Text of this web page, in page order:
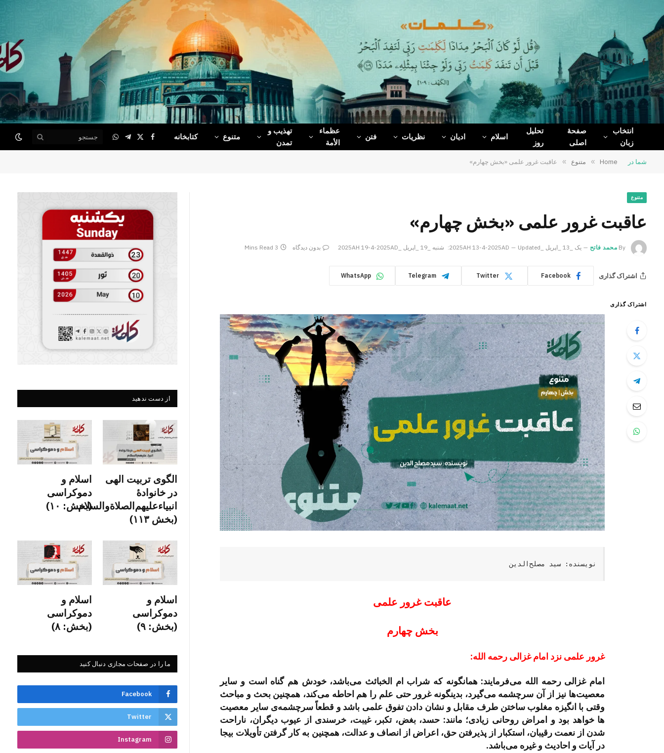
Facebook
X
(Twitter)
Telegram
WhatsApp
انتخاب
زبان
صفحۀ
اصلی
تحلیل
روز
اسلام ادیان نظریات فتن
عظماء‌
الأمة
تهذیب و
تمدن
متنوع کتابخانه Facebook
X
(Twitter)
Telegram
WhatsApp
شما در Home
» متنوع » عاقبت غرور علمی «بخش چهارم»
متنوع
عاقبت غرور علمی «بخش چهارم»
By محمد فاتح یک _13 _اپریل _2025AH 13-4-2025AD Updated: شنبه _19 _اپریل _2025AH 19-4-2025AD بدون دیدگاه 3 Mins Read
اشتراک گذاری Facebook
Twitter
Telegram
WhatsApp
اشتراک گذاری
نویسنده: سید مصلح‌الدین
عاقبت غرور علمی
بخش چهارم
غرور علمی نزد امام غزالی رحمه الله:
امام غزالی رحمه الله می­‌فرمایند: همان­گونه که شراب ام الخبائث می‌­باشد، خودش هم گناه است و سایر
معصیت­‌ها نیز از آن سرچشمه می­‌گیرد، بدینگونه غرور حتی علم را هم احاطه می­‌کند، همچنین بحث و مباحث
وقتی با انگیزه مغلوب ساختن طرف مقابل و نشان دادن تفوق علمی باشد و قطعاً سرچشمه‌­ی سایر معصیت­‌
ها خواهد بود و امراض روحانی زیادی؛ مانند: حسد، بغض، تکبر، غیبت، خرسندی از عیوب دیگران، ناراحت
شدن از نعمت رقیبان، استکبار از پذیرفتن حق، اعراض از انصاف و عدالت، همچنین به کار گرفتن تأویلات بیجا
در آیات و احادیث و غیره می‌­باشد.
از دست ندهید
الگوی تربیت الهی
در خانوادۀ
انبیاءعلیهم‌الصلاةو‌السلام
(بخش ۱۱۳)
اسلام و
دموکراسی
(بخش: ۱۰)
اسلام و
دموکراسی
(بخش: ۹)
اسلام و
دموکراسی
(بخش: ۸)
ما را در صفحات مجازی دنبال کنید
Facebook
Twitter
Instagram